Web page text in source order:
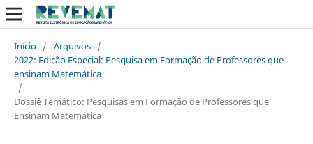
Início / Arquivos /
2022: Edição Especial: Pesquisa em Formação de Professores que
ensinam Matemática
/
Dossiê Temático: Pesquisas em Formação de Professores que
Ensinam Matemática